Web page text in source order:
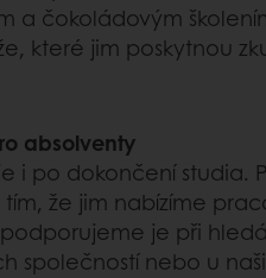
a čokoládovým
které jim poskytnou
absolventy
i po dokončení studia.
že jim nabízíme
je při
společností nebo u